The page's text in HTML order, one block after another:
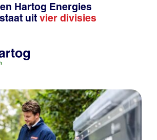
Hartog Energies
uit vier divisies